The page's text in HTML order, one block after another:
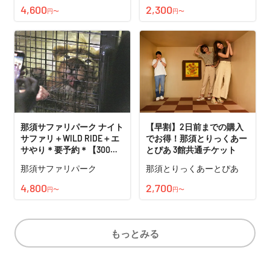
4,600円〜 2,300円〜
那須サファリパーク ナイト
サファリ＋WILD RIDE＋エ
サやり＊要予約＊【300円
那須サファリパーク
4,800円〜
【早割】2日前までの購入
でお得！那須とりっくあー
とぴあ 3館共通チケット
那須とりっくあーとぴあ
2,700円〜
もっとみる